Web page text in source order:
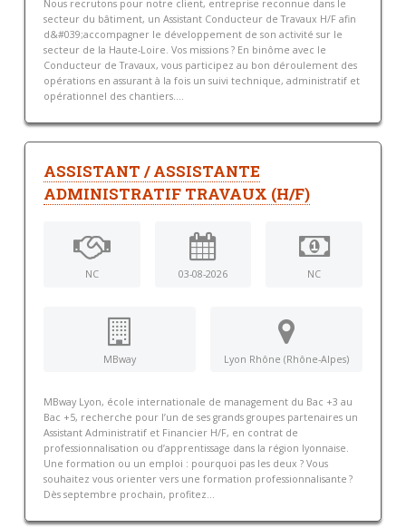
Nous recrutons pour notre client, entreprise reconnue dans le
secteur du bâtiment, un Assistant Conducteur de Travaux H/F afin
d&#039;accompagner le développement de son activité sur le
secteur de la Haute-Loire. Vos missions ? En binôme avec le
Conducteur de Travaux, vous participez au bon déroulement des
opérations en assurant à la fois un suivi technique, administratif et
opérationnel des chantiers....
ASSISTANT / ASSISTANTE
ADMINISTRATIF TRAVAUX (H/F)
NC 03-08-2026 NC
MBway Lyon Rhône (Rhône-Alpes)
MBway Lyon, école internationale de management du Bac +3 au
Bac +5, recherche pour l’un de ses grands groupes partenaires un
Assistant Administratif et Financier H/F, en contrat de
professionnalisation ou d’apprentissage dans la région lyonnaise.
Une formation ou un emploi : pourquoi pas les deux ? Vous
souhaitez vous orienter vers une formation professionnalisante ?
Dès septembre prochain, profitez...